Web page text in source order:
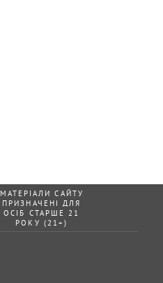
МАТЕРІАЛИ САЙТУ
ПРИЗНАЧЕНІ ДЛЯ
ОСІБ СТАРШЕ 21
РОКУ (21+)